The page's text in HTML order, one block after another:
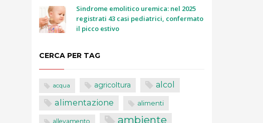
Sindrome emolitico uremica: nel 2025
registrati 43 casi pediatrici, confermato
il picco estivo
CERCA PER TAG
acqua agricoltura alcol
alimentazione alimenti
allevamento ambiente